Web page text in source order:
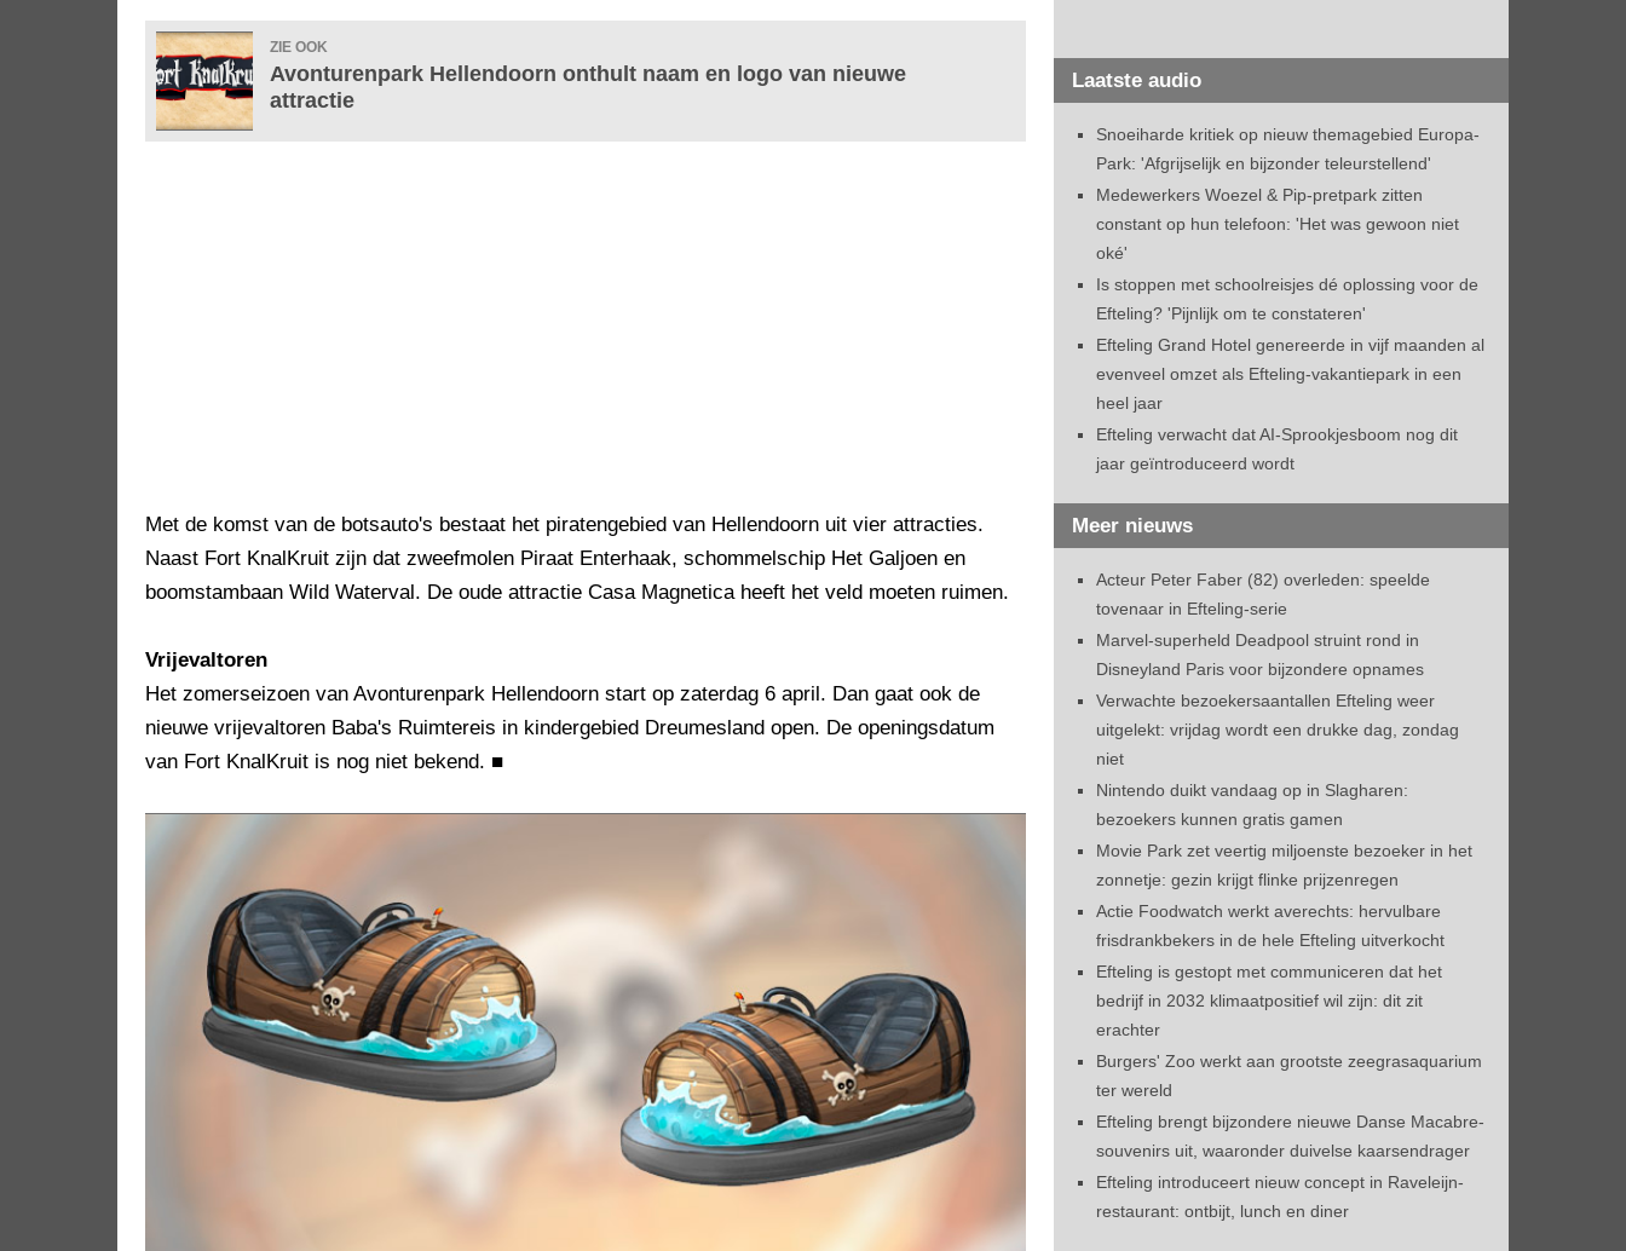
ZIE OOK
Avonturenpark Hellendoorn onthult naam en logo van nieuwe
attractie
Met de komst van de botsauto's bestaat het piratengebied van Hellendoorn uit vier attracties.
Naast Fort KnalKruit zijn dat zweefmolen Piraat Enterhaak, schommelschip Het Galjoen en
boomstambaan Wild Waterval. De oude attractie Casa Magnetica heeft het veld moeten ruimen.
Vrijevaltoren
Het zomerseizoen van Avonturenpark Hellendoorn start op zaterdag 6 april. Dan gaat ook de
nieuwe vrijevaltoren Baba's Ruimtereis in kindergebied Dreumesland open. De openingsdatum
van Fort KnalKruit is nog niet bekend. ■
Laatste audio
Snoeiharde kritiek op nieuw themagebied Europa-
Park: 'Afgrijselijk en bijzonder teleurstellend'
Medewerkers Woezel & Pip-pretpark zitten
constant op hun telefoon: 'Het was gewoon niet
oké'
Is stoppen met schoolreisjes dé oplossing voor de
Efteling? 'Pijnlijk om te constateren'
Efteling Grand Hotel genereerde in vijf maanden al
evenveel omzet als Efteling-vakantiepark in een
heel jaar
Efteling verwacht dat AI-Sprookjesboom nog dit
jaar geïntroduceerd wordt
Meer nieuws
Acteur Peter Faber (82) overleden: speelde
tovenaar in Efteling-serie
Marvel-superheld Deadpool struint rond in
Disneyland Paris voor bijzondere opnames
Verwachte bezoekersaantallen Efteling weer
uitgelekt: vrijdag wordt een drukke dag, zondag
niet
Nintendo duikt vandaag op in Slagharen:
bezoekers kunnen gratis gamen
Movie Park zet veertig miljoenste bezoeker in het
zonnetje: gezin krijgt flinke prijzenregen
Actie Foodwatch werkt averechts: hervulbare
frisdrankbekers in de hele Efteling uitverkocht
Efteling is gestopt met communiceren dat het
bedrijf in 2032 klimaatpositief wil zijn: dit zit
erachter
Burgers' Zoo werkt aan grootste zeegrasaquarium
ter wereld
Efteling brengt bijzondere nieuwe Danse Macabre-
souvenirs uit, waaronder duivelse kaarsendrager
Efteling introduceert nieuw concept in Raveleijn-
restaurant: ontbijt, lunch en diner